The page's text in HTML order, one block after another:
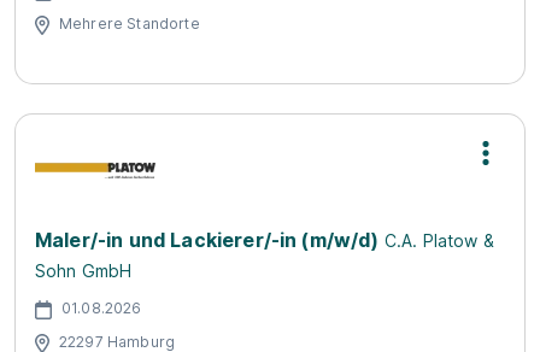
Mehrere Standorte
Maler/-in und Lackierer/-in (m/w/d) C.A. Platow &
Sohn GmbH
01.08.2026
22297 Hamburg